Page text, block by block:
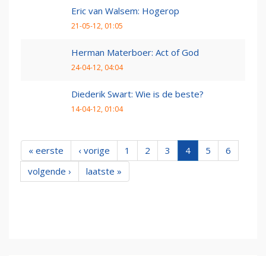
Eric van Walsem: Hogerop
21-05-12, 01:05
Herman Materboer: Act of God
24-04-12, 04:04
Diederik Swart: Wie is de beste?
14-04-12, 01:04
« eerste ‹ vorige 1 2 3 4 5
6
volgende ›
laatste »